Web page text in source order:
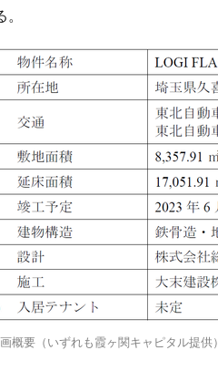
概要（いずれも霞ヶ関キャピタル提供）